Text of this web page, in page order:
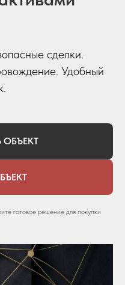
сделки.
Удобный
ОБЪЕКТ
готовое решение для покупки